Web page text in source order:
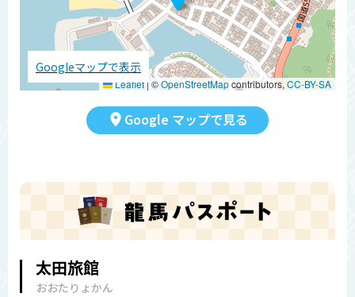
Leaflet | ©OpenStreetMapcontributors, CC-BY-SA
Googleマップで表示
Google マップで見る
太田旅館
おおたりょかん